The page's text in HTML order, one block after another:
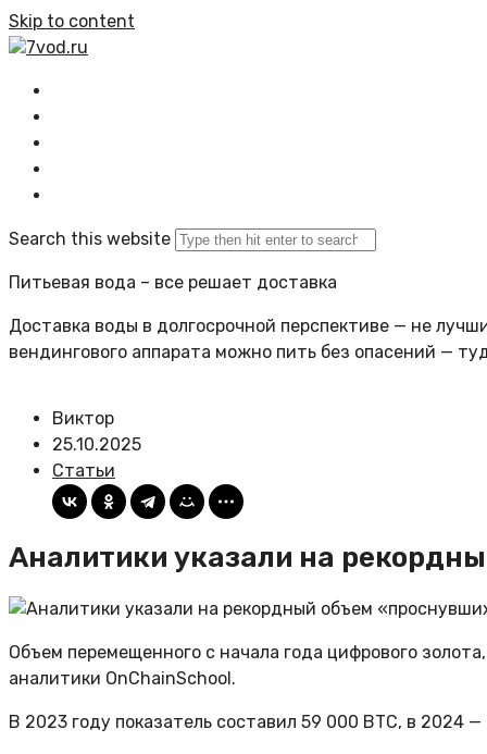
Skip to content
7vod.ru
Search this website
Питьевая вода – все решает доставка
Доставка воды в долгосрочной перспективе — не
вендингового аппарата можно пить без опасений —
Виктор
25.10.2025
Статьи
Аналитики указали на
Объем перемещенного с начала года цифрового
аналитики OnChainSchool.
В 2023 году показатель составил 59 000 BTC, в 2024